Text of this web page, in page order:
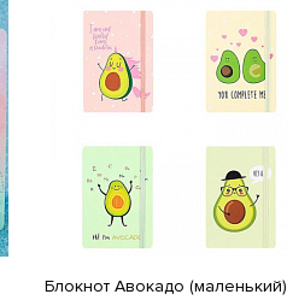
Блокнот Авокадо (маленький)